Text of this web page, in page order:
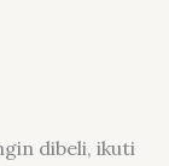
dibeli, ikuti